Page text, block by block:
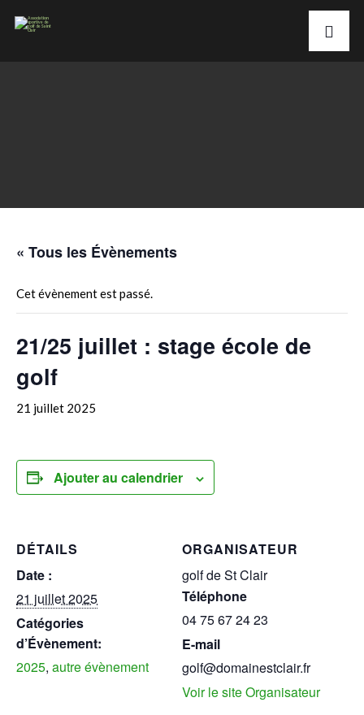
« Tous les Évènements
Cet évènement est passé.
21/25 juillet : stage école de
golf
21 juillet 2025
Ajouter au calendrier
DÉTAILS
Date :
21 juillet 2025
Catégories
d’Évènement:
2025, autre évènement
ORGANISATEUR
golf de St Clair
Téléphone
04 75 67 24 23
E-mail
golf@domainestclair.fr
Voir le site Organisateur